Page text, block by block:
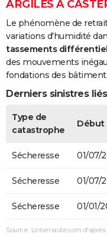
ARGILES À
Le phénomène de
variations d'humidité
tassements
des mouvements
fondations des
Derniers sinistres
Type de
catastrophe
Début
Sécheresse 01/07/
Sécheresse 01/07/
Sécheresse 01/01/
Source : Linternaute.com